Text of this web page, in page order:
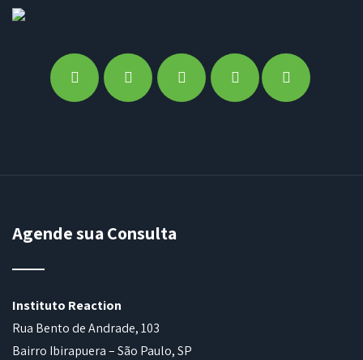
Agende sua Consulta
Instituto Reaction
Rua Bento de Andrade, 103
Bairro Ibirapuera – São Paulo, SP